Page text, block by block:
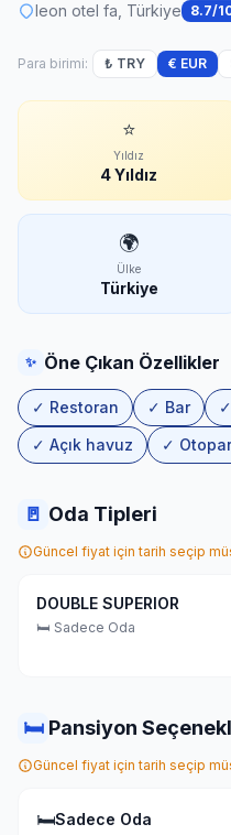
leon otel fa, Türkiye 8.7/
Para birimi: ₺ TRY € EUR
⭐
Yıldız
4 Yıldız
🌍
Ülke
Türkiye
✨ Öne Çıkan Özellikler
✓ Restoran ✓ Bar
✓ Açık havuz
✓
🚪 Oda Tipleri
Güncel fiyat için tarih seçip
DOUBLE SUPERIOR
🛏 Sadece Oda
🛏 Pansiyon
Güncel fiyat için tarih seçip
🛏Sadece Oda